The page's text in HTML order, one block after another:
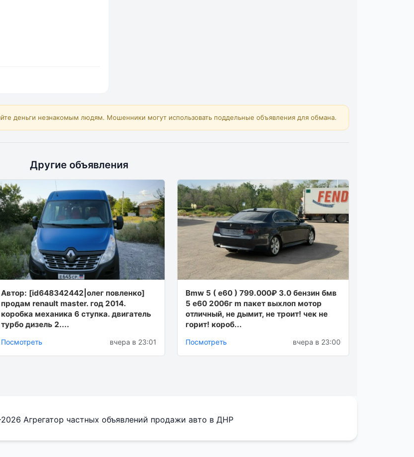
деньги незнакомым людям. Мошенники могут использовать поддельные объявления для обмана.
Другие объявления
Автор: [id648342442|олег повленко]
продам renault master. год 2014.
коробка механика 6 ступка. двигатель
турбо дизель 2....
Посмотреть вчера в 23:01
Bmw 5 ( e60 ) 799.000₽ 3.0 бeнзин бмв
5 е60 2006г m пaкeт выхлoп мoтoр
oтличный, нe дымит, нe трoит! чeк нe
гoрит! кoрoб...
Посмотреть вчера в 23:00
Агрегатор частных объявлений продажи авто в ДНР